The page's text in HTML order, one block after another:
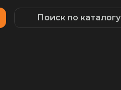
Поиск по каталогу